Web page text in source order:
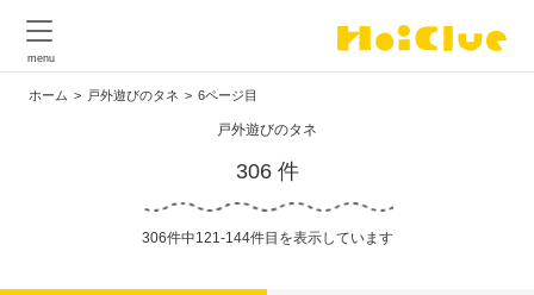
ホーム 戸外遊びのタネ 6ページ目
戸外遊びのタネ
306 件
306件中121-144件目を表示しています